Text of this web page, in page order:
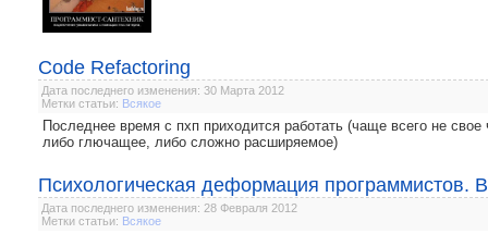
Code Refactoring
Дата последнего изменения: 30 Марта 2012
Метки статьи: Всякое
Последнее время с пхп приходится работать (чаще всего не
либо глючащее, либо сложно расширяемое)
Психологическая деформация программистов.
Дата последнего изменения: 28 Февраля 2012
Метки статьи: Всякое